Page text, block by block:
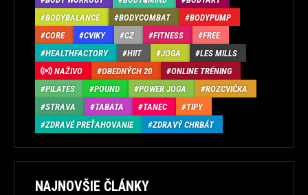
BODYBALANCE
BODYCOMBAT
BODYPUMP
CORE
CVIKY CZ FITNESS
FREE
HEALTHFACTORY
HIIT JOGA
LES MILLS
NAŽIVO
OBEDNÝCH 20
ONLINE TRÉNING
PILATES
POUND POWER JOGA
ROZCVIČKA
STRAVA
TABATA TANEC
TIPY
ZDRAVÉ PREŤAHOVANIE
ZDRAVÝ CHRBÁT
NAJNOVŠIE ČLÁNKY